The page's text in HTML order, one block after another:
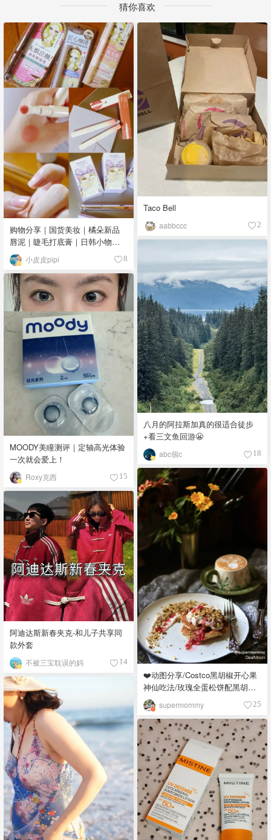
猜你喜欢
购物分享｜国货美妆｜橘朵新品
唇泥｜睫毛打底膏｜日韩小物｜
眼线笔｜美甲DIY💅
小皮皮pipi 8
Taco Bell
aabbccc 2
八月的阿拉斯加真的很适合徒步
+看三文鱼回游😬
abc個c 18
MOODY美瞳测评｜定轴高光体验
一次就会爱上！
Roxy克西 15
❤️动图分享/Costco黑胡椒开心果
神仙吃法/玫瑰全蛋松饼配黑胡椒
开心果碎太惊艳😍
supermommy 25
阿迪达斯新春夹克-和儿子共享同
款外套
不被三宝耽误的妈 14